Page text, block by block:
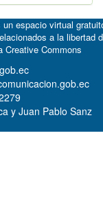
espacio virtual
a la libertad
Creative Commons
y Juan Pablo Sanz